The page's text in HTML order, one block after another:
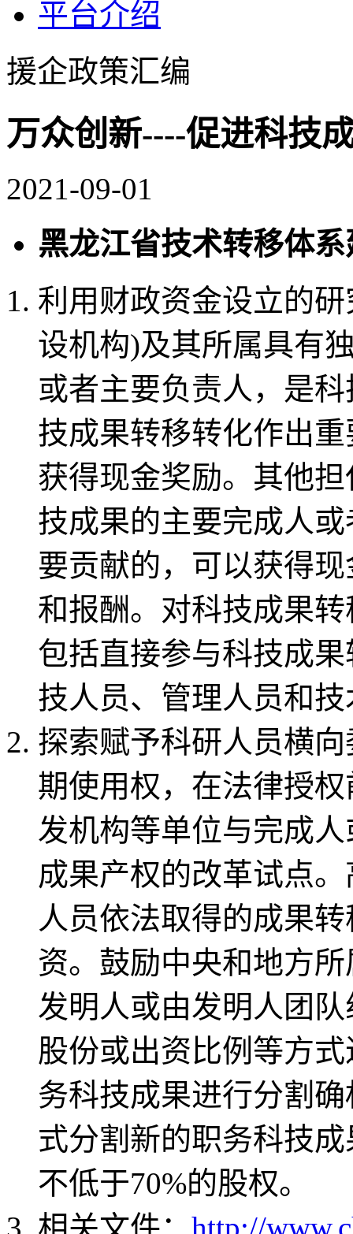
平台介绍
援企政策汇编
万众创新----促进科技
2021-09-01
黑龙江省技术转移体
利用财政资金设立的
设机构)及其所属具有
或者主要负责人，是
技成果转移转化作出
获得现金奖励。其他
技成果的主要完成人
要贡献的，可以获得
和报酬。对科技成果
包括直接参与科技成
技人员、管理人员和
探索赋予科研人员横
期使用权，在法律授
发机构等单位与完成
成果产权的改革试点
人员依法取得的成果
资。鼓励中央和地方
发明人或由发明人团
股份或出资比例等方
务科技成果进行分割
式分割新的职务科技
不低于70%的股权。
相关文件： http://